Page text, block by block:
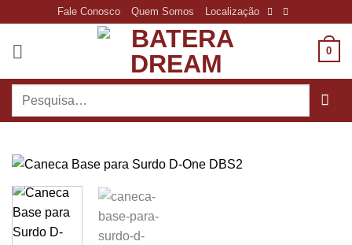
content
Fale Conosco Quem Somos Localização
0
Pesquisar